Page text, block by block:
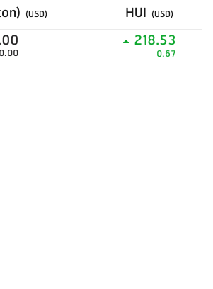
(USD) HUI (USD)
0.00
218.53
0.67